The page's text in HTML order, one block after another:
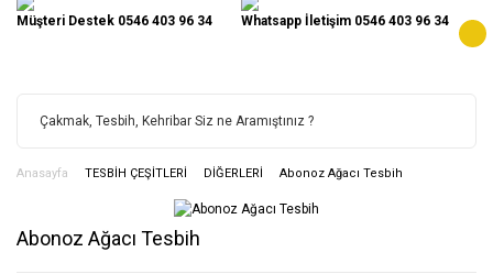
Müşteri Destek 0546 403 96 34 Whatsapp İletişim 0546 403 96 34
Anasayfa TESBİH ÇEŞİTLERİ DİĞERLERİ Abonoz Ağacı Tesbih
Abonoz Ağacı Tesbih